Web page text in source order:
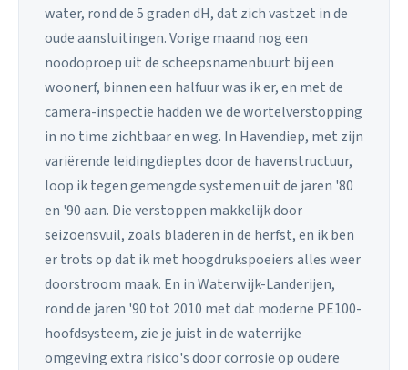
water, rond de 5 graden dH, dat zich vastzet in de
oude aansluitingen. Vorige maand nog een
noodoproep uit de scheepsnamenbuurt bij een
woonerf, binnen een halfuur was ik er, en met de
camera-inspectie hadden we de wortelverstopping
in no time zichtbaar en weg. In Havendiep, met zijn
variërende leidingdieptes door de havenstructuur,
loop ik tegen gemengde systemen uit de jaren '80
en '90 aan. Die verstoppen makkelijk door
seizoensvuil, zoals bladeren in de herfst, en ik ben
er trots op dat ik met hoogdrukspoeiers alles weer
doorstroom maak. En in Waterwijk-Landerijen,
rond de jaren '90 tot 2010 met dat moderne PE100-
hoofdsysteem, zie je juist in de waterrijke
omgeving extra risico's door corrosie op oudere